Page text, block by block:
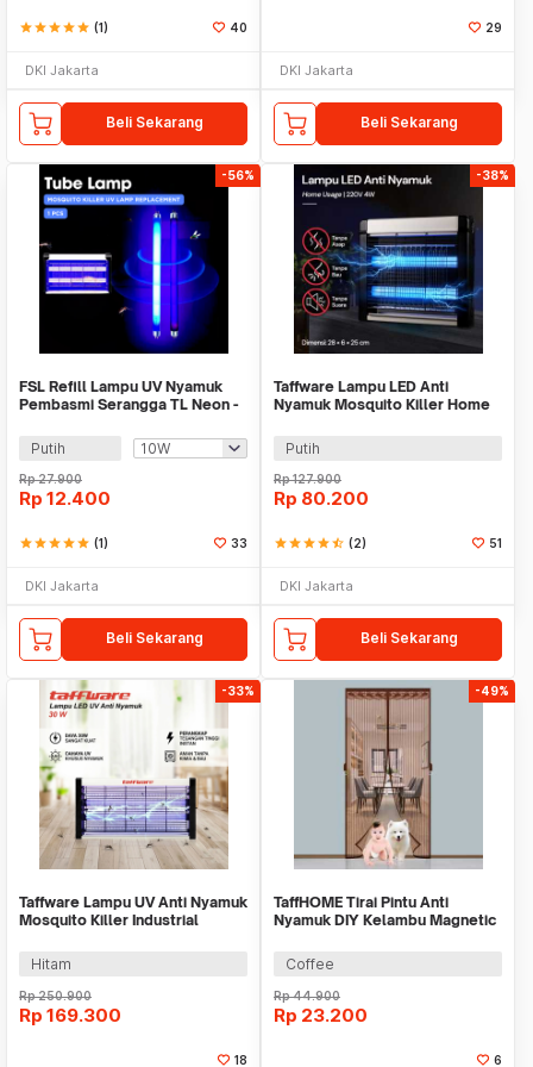
starstarstarstarstar (1) 40
DKI Jakarta
Beli Sekarang
29
DKI Jakarta
Beli Sekarang
-56%
FSL Refill Lampu UV Nyamuk
Pembasmi Serangga TL Neon -
Putih
Rp27.900
Rp 12.400
starstarstarstarstar (1) 33
DKI Jakarta
Beli Sekarang
-38%
Taffware Lampu LED Anti
Nyamuk Mosquito Killer Home
Putih
Rp127.900
Rp 80.200
starstarstarstarstar_half (2) 51
DKI Jakarta
Beli Sekarang
-33%
Taffware Lampu UV Anti Nyamuk
Mosquito Killer Industrial
Hitam
Rp250.900
Rp 169.300
18
-49%
TaffHOME Tirai Pintu Anti
Nyamuk DIY Kelambu Magnetic
Coffee
Rp44.900
Rp 23.200
6